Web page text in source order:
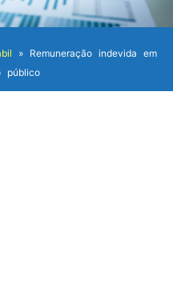
» Remuneração indevida em
público